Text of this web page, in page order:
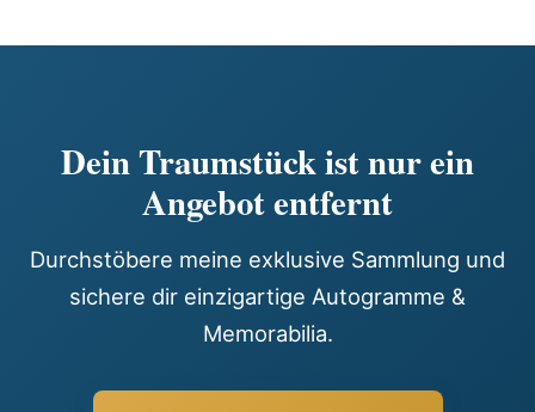
Dein Traumstück ist nur ein
Angebot entfernt
Durchstöbere meine exklusive Sammlung und
sichere dir einzigartige Autogramme &
Memorabilia.